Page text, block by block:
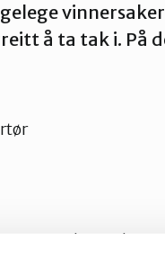
å ta tak i. På
– Val av
om det som